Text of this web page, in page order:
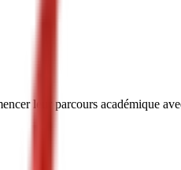
leur parcours académique